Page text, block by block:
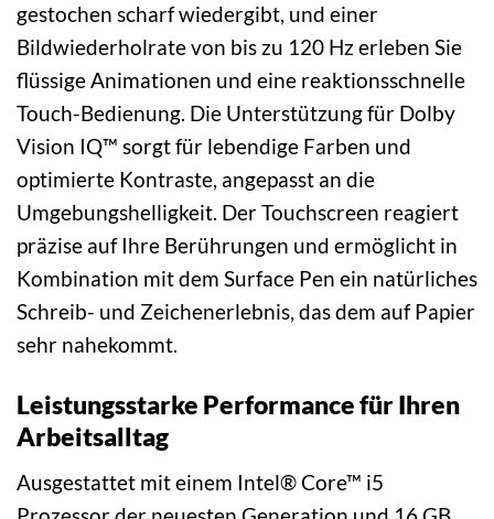
gestochen scharf wiedergibt, und einer
Bildwiederholrate von bis zu 120 Hz erleben Sie
flüssige Animationen und eine reaktionsschnelle
Touch-Bedienung. Die Unterstützung für Dolby
Vision IQ™ sorgt für lebendige Farben und
optimierte Kontraste, angepasst an die
Umgebungshelligkeit. Der Touchscreen reagiert
präzise auf Ihre Berührungen und ermöglicht in
Kombination mit dem Surface Pen ein natürliches
Schreib- und Zeichenerlebnis, das dem auf Papier
sehr nahekommt.
Leistungsstarke Performance für Ihren
Arbeitsalltag
Ausgestattet mit einem Intel® Core™ i5